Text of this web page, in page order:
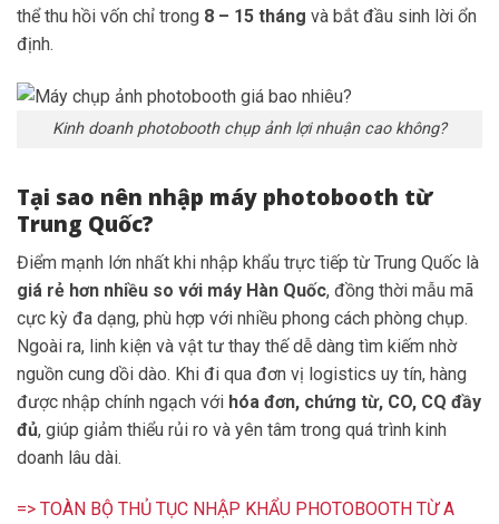
thể thu hồi vốn chỉ trong 8 – 15 tháng và bắt đầu sinh lời ổn
định.
Kinh doanh photobooth chụp ảnh lợi nhuận cao không?
Tại sao nên nhập máy photobooth từ
Trung Quốc?
Điểm mạnh lớn nhất khi nhập khẩu trực tiếp từ Trung Quốc là
giá rẻ hơn nhiều so với máy Hàn Quốc, đồng thời mẫu mã
cực kỳ đa dạng, phù hợp với nhiều phong cách phòng chụp.
Ngoài ra, linh kiện và vật tư thay thế dễ dàng tìm kiếm nhờ
nguồn cung dồi dào. Khi đi qua đơn vị logistics uy tín, hàng
được nhập chính ngạch với hóa đơn, chứng từ, CO, CQ đầy
đủ, giúp giảm thiểu rủi ro và yên tâm trong quá trình kinh
doanh lâu dài.
=> TOÀN BỘ THỦ TỤC NHẬP KHẨU PHOTOBOOTH TỪ A